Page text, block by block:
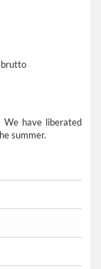
We have liberated
summer.